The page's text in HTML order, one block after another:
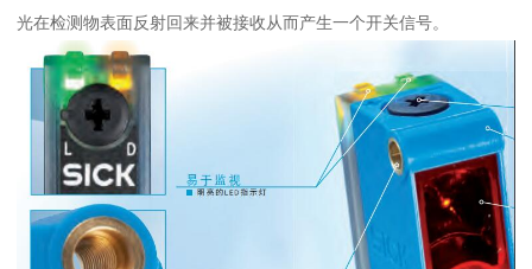
光在检测物表面反射回来并被接收从而产生一个开关信号。